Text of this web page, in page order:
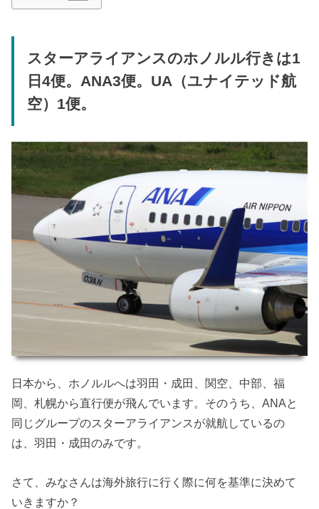
スターアライアンスのホノルル行きは1
日4便。ANA3便。UA（ユナイテッド航
空）1便。
日本から、ホノルルへは羽田・成田、関空、中部、福
岡、札幌から直行便が飛んでいます。そのうち、ANAと
同じグループのスターアライアンスが就航しているの
は、羽田・成田のみです。
さて、みなさんは海外旅行に行く際に何を基準に決めて
いきますか？